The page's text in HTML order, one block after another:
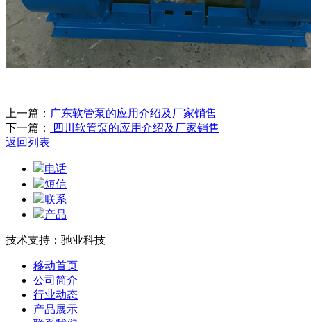
上一篇： 广东软管泵的应用介绍及厂家销售
下一篇：
四川软管泵的应用介绍及厂家销售
返回列表
电话
短信
联系
产品
技术支持：驰业科技
移动首页
公司简介
行业动态
产品展示